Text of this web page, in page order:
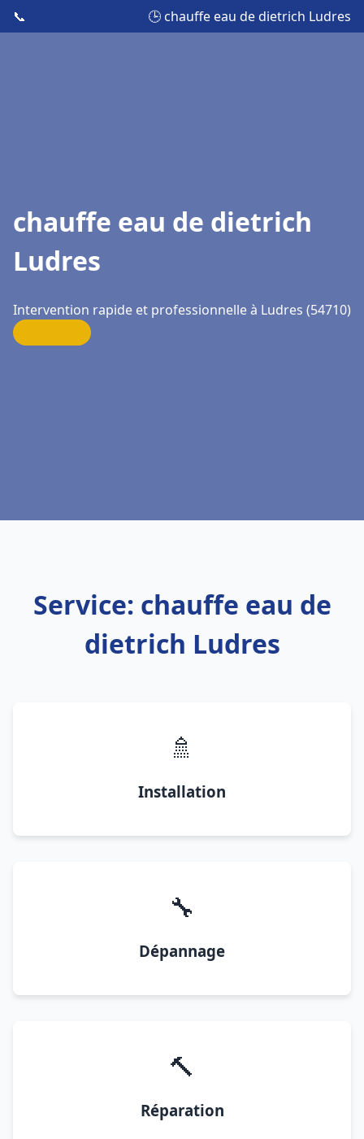
📞 🕒 chauffe eau de dietrich Ludres
chauffe eau de dietrich
Ludres
Intervention rapide et professionnelle à Ludres (54710)
Service: chauffe eau de
dietrich Ludres
🚿
Installation
🔧
Dépannage
🔨
Réparation